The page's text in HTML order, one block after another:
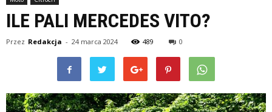
ILE PALI MERCEDES VITO?
Przez Redakcja - 24 marca 2024 489 0